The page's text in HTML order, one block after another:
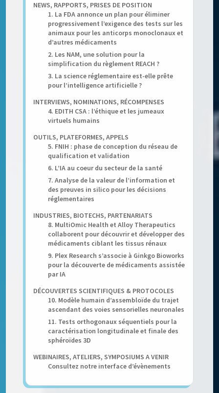
NEWS, RAPPORTS, PRISES DE POSITION
1. La FDA annonce un plan pour éliminer
progressivement l’exigence des tests sur les
animaux pour les anticorps monoclonaux et
d’autres médicaments
2. Les NAM, une solution pour la
simplification du règlement REACH ?
3. La science réglementaire est-elle prête
pour l’intelligence artificielle ?
INTERVIEWS, NOMINATIONS, RÉCOMPENSES
4. EDITH CSA : l’éthique et les jumeaux
virtuels humains
OUTILS, PLATEFORMES, APPELS
5. FNIH : phase de conception du réseau de
qualification et validation
6. L’IA au coeur du secteur de la santé
7. Analyse de la valeur de l’information et
des preuves in silico pour les décisions
réglementaires
INDUSTRIES, BIOTECHS, PARTENARIATS
8. MultiOmic Health et Alloy Therapeutics
collaborent pour découvrir et développer des
médicaments ciblant les tissus rénaux
9. Plex Research s’associe à Ginkgo Bioworks
pour la découverte de médicaments assistée
par IA
DÉCOUVERTES SCIENTIFIQUES & PROTOCOLES
10. Modèle humain d’assembloïde du trajet
ascendant des voies sensorielles neuronales
11. Tests orthogonaux séquentiels pour la
caractérisation longitudinale et finale des
sphéroïdes 3D
WEBINAIRES, ATELIERS, SYMPOSIUMS A VENIR
Consultez notre interface d’évènements